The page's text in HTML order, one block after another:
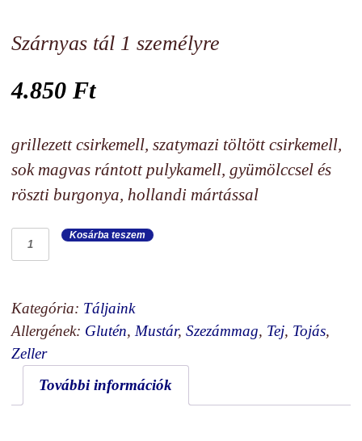
Szárnyas tál 1 személyre
4.850 Ft
grillezett csirkemell, szatymazi töltött csirkemell,
sok magvas rántott pulykamell, gyümölccsel és
röszti burgonya, hollandi mártással
Szárnyas
tál
személyre
mennyiség
Kosárba teszem
Kategória: Táljaink
Allergének: Glutén, Mustár, Szezámmag, Tej, Tojás,
Zeller
További információk